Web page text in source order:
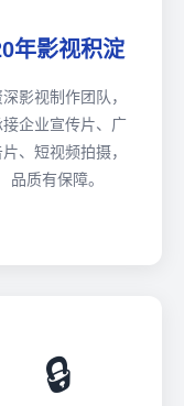
年影视积淀
影视制作团队，
接企业宣传片、广
片、短视频拍摄，
品质有保障。
🔒